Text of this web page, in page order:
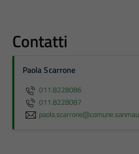
Contatti
Paola Scarrone
011.8228086
011.8228087